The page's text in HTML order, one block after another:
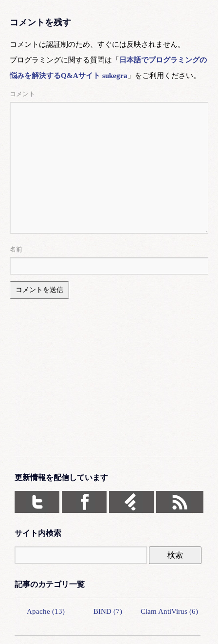
コメントを残す
コメントは認証制のため、すぐには反映されません。
プログラミングに関する質問は「 日本語でプログラミングの
悩みを解決するQ&Aサイト sukegra 」をご利用ください。
コメント
名前
更新情報を配信しています
サイト内検索
記事のカテゴリ一覧
Apache (13) BIND (7) Clam AntiVirus (6)